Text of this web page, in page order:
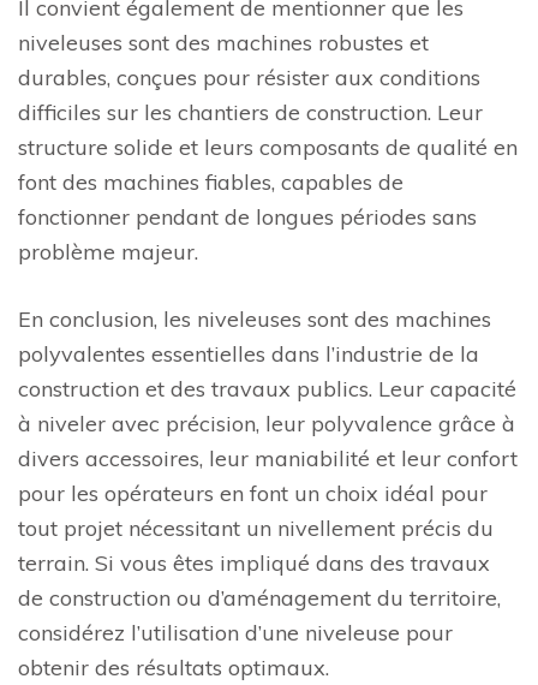
Il convient également de mentionner que les
niveleuses sont des machines robustes et
durables, conçues pour résister aux conditions
difficiles sur les chantiers de construction. Leur
structure solide et leurs composants de qualité en
font des machines fiables, capables de
fonctionner pendant de longues périodes sans
problème majeur.
En conclusion, les niveleuses sont des machines
polyvalentes essentielles dans l’industrie de la
construction et des travaux publics. Leur capacité
à niveler avec précision, leur polyvalence grâce à
divers accessoires, leur maniabilité et leur confort
pour les opérateurs en font un choix idéal pour
tout projet nécessitant un nivellement précis du
terrain. Si vous êtes impliqué dans des travaux
de construction ou d’aménagement du territoire,
considérez l’utilisation d’une niveleuse pour
obtenir des résultats optimaux.